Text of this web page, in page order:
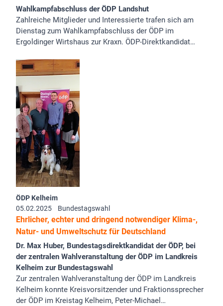
Wahlkampfabschluss der ÖDP Landshut
Zahlreiche Mitglieder und Interessierte trafen sich am
Dienstag zum Wahlkampfabschluss der ÖDP im
Ergoldinger Wirtshaus zur Kraxn. ÖDP-Direktkandidat…
ÖDP Kelheim
05.02.2025
Bundestagswahl
Ehrlicher, echter und dringend notwendiger Klima-,
Natur- und Umweltschutz für Deutschland
Dr. Max Huber, Bundestagsdirektkandidat der ÖDP, bei
der zentralen Wahlveranstaltung der ÖDP im Landkreis
Kelheim zur Bundestagswahl
Zur zentralen Wahlveranstaltung der ÖDP im Landkreis
Kelheim konnte Kreisvorsitzender und Fraktionssprecher
der ÖDP im Kreistag Kelheim, Peter-Michael…